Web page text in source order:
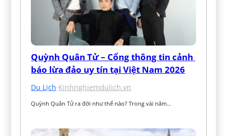
Quỳnh Quân Tử – Cổng thông tin cảnh
báo lừa đảo uy tín tại Việt Nam 2026
Du Lịch·Kinhnghiemdulich.vn
Quỳnh Quân Tử ra đời như thế nào? Trong vài năm…